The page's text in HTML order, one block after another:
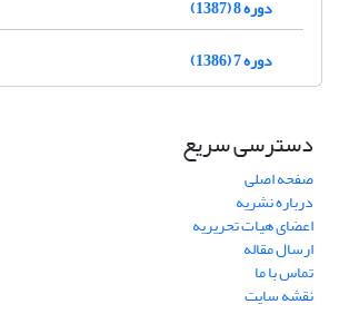
دوره 8 (1387)
دوره 7 (1386)
دسترسی سریع
صفحه اصلی
درباره نشریه
اعضای هیات تحریریه
ارسال مقاله
تماس با ما
نقشه سایت